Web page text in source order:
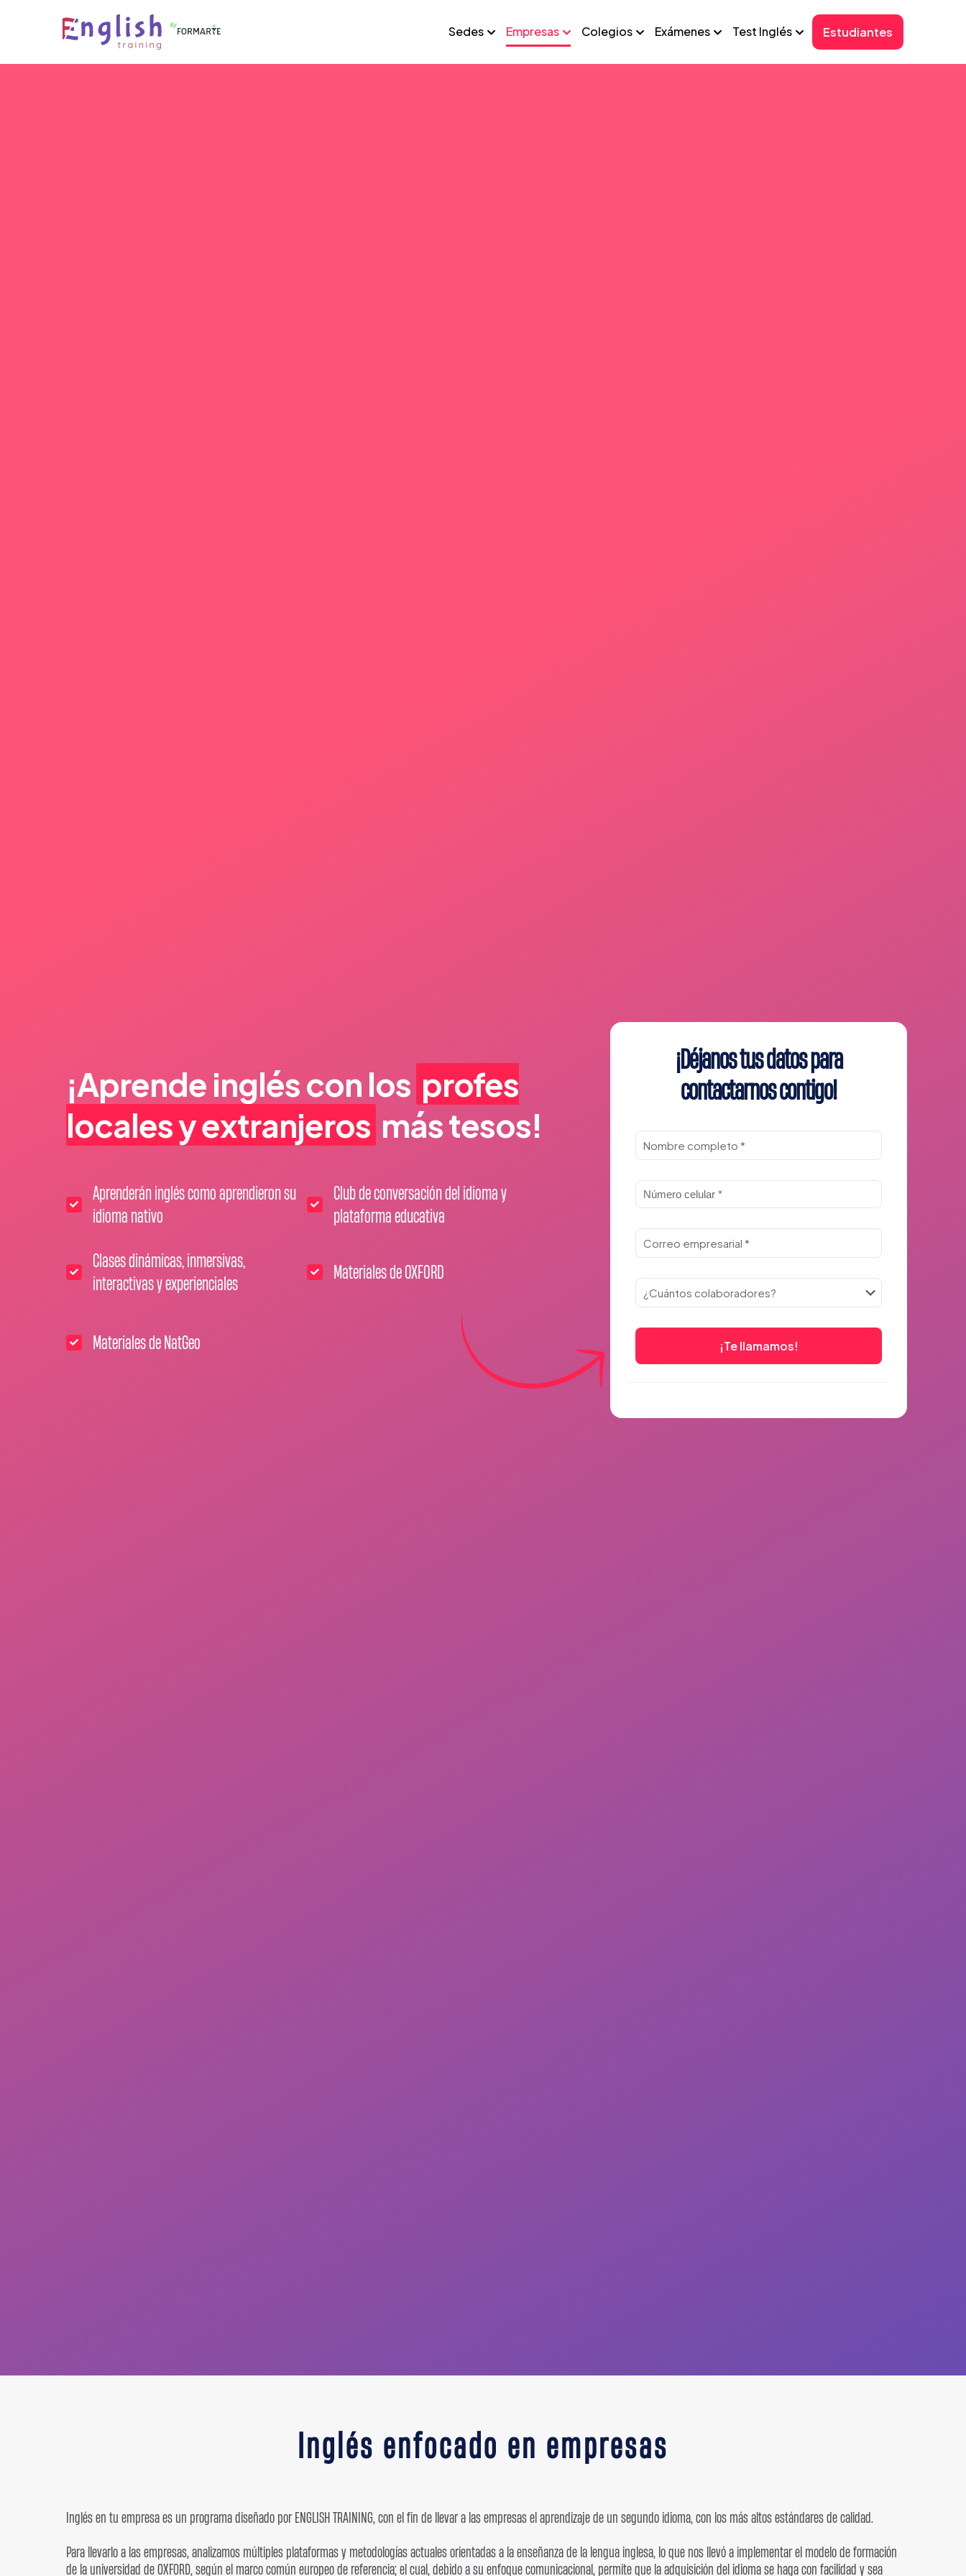
Sedes Empresas Colegios Exámenes Test Inglés Estudiantes
¡Aprende inglés con los profes
locales y extranjeros más tesos!
Aprenderán inglés como aprendieron su
idioma nativo
Club de conversación del idioma y
plataforma educativa
Clases dinámicas, inmersivas,
interactivas y experienciales
Materiales de OXFORD
Materiales de NatGeo
¡Déjanos tus datos para
contactarnos contigo!
Inglés enfocado en empresas
Inglés en tu empresa es un programa diseñado por ENGLISH TRAINING, con el fin de llevar a las empresas el aprendizaje de un segundo idioma, con los más altos estándares de calidad.
Para llevarlo a las empresas, analizamos múltiples plataformas y metodologías actuales orientadas a la enseñanza de la lengua inglesa, lo que nos llevó a implementar el modelo de formación
de la universidad de OXFORD, según el marco común europeo de referencia; el cual, debido a su enfoque comunicacional, permite que la adquisición del idioma se haga con facilidad y sea